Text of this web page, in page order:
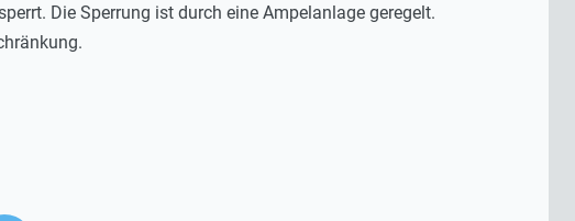
Die Sperrung ist durch eine Ampelanlage geregelt.